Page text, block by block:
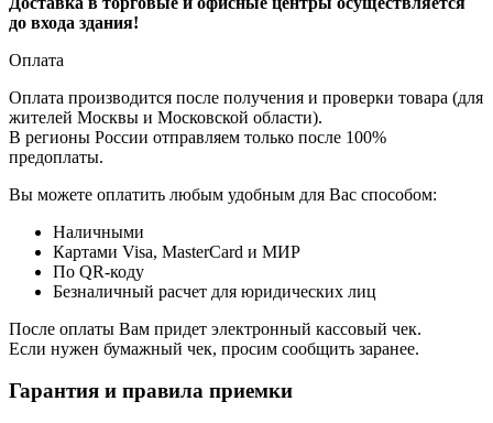
до входа здания!
Оплата
Оплата производится после получения и проверки товара (для
жителей Москвы и Московской области).
В регионы России отправляем только после 100%
предоплаты.
Вы можете оплатить любым удобным для Вас способом:
Наличными
Картами Visa, MasterCard и МИР
По QR-коду
Безналичный расчет для юридических лиц
После оплаты Вам придет электронный кассовый чек.
Если нужен бумажный чек, просим сообщить заранее.
Гарантия и правила приемки